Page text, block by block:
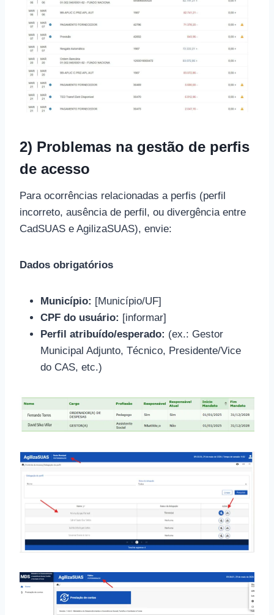
2) Problemas na gestão de perfis
de acesso
Para ocorrências relacionadas a perfis (perfil
incorreto, ausência de perfil, ou divergência entre
CadSUAS e AgilizaSUAS), envie:
Dados obrigatórios
Município: [Município/UF]
CPF do usuário: [informar]
Perfil atribuído/esperado: (ex.: Gestor
Municipal Adjunto, Técnico, Presidente/Vice
do CAS, etc.)